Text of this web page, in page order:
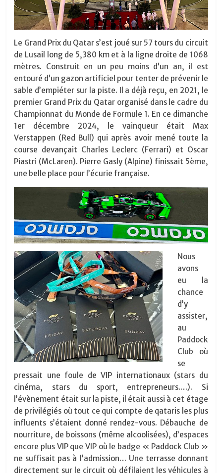
Le Grand Prix du Qatar s’est joué sur 57 tours du circuit
de Lusail long de 5,380 km et à la ligne droite de 1068
mètres. Construit en un peu moins d’un an, il est
entouré d’un gazon artificiel pour tenter de prévenir le
sable d’empiéter sur la piste. Il a déjà reçu, en 2021, le
premier Grand Prix du Qatar organisé dans le cadre du
Championnat du Monde de Formule 1. En ce dimanche
1er décembre 2024, le vainqueur était Max
Verstappen (Red Bull) qui après avoir mené toute la
course devançait Charles Leclerc (Ferrari) et Oscar
Piastri (McLaren). Pierre Gasly (Alpine) finissait 5ème,
une belle place pour l’écurie française.
Nous
avons
eu la
chance
d’y
assister,
au
Paddock
Club où
se
pressait une foule de VIP internationaux (stars du
cinéma, stars du sport, entrepreneurs.…). Si
l’évènement était sur la piste, il était aussi à cet étage
de privilégiés où tout ce qui compte de qataris les plus
influents s’étaient donné rendez-vous. Débauche de
nourriture, de boissons (même alcoolisées), d’espaces
encore plus VIP que VIP où le badge « Paddock Club »
ne suffisait pas à l’admission… Une terrasse donnant
directement sur le circuit où défilaient les véhicules à